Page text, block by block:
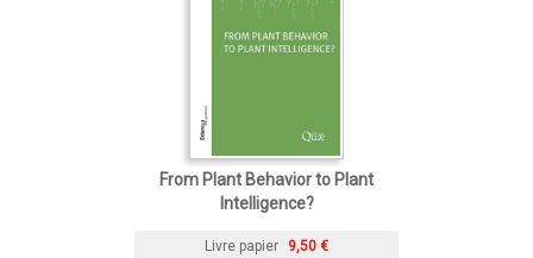
From Plant Behavior to Plant
Intelligence?
Livre papier 9,50 €